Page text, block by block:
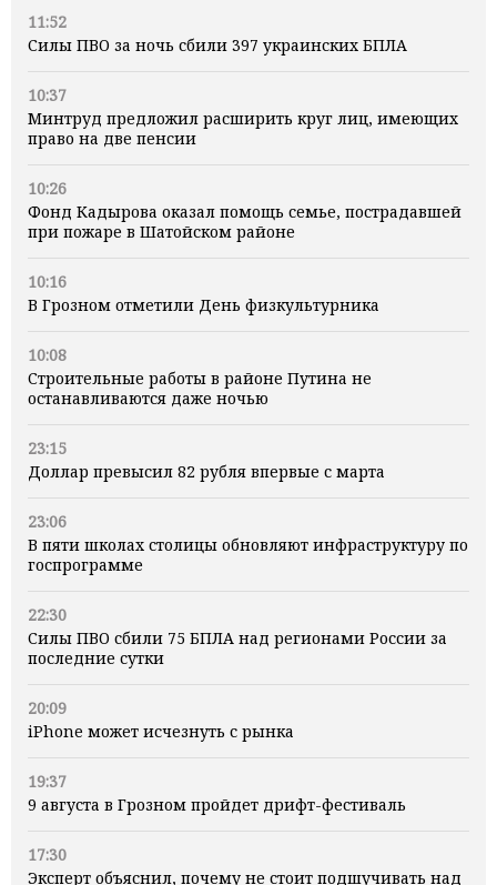
11:52
Силы ПВО за ночь сбили 397 украинских БПЛА
10:37
Минтруд предложил расширить круг лиц, имеющих
право на две пенсии
10:26
Фонд Кадырова оказал помощь семье, пострадавшей
при пожаре в Шатойском районе
10:16
В Грозном отметили День физкультурника
10:08
Строительные работы в районе Путина не
останавливаются даже ночью
23:15
Доллар превысил 82 рубля впервые с марта
23:06
В пяти школах столицы обновляют инфраструктуру по
госпрограмме
22:30
Силы ПВО сбили 75 БПЛА над регионами России за
последние сутки
20:09
iPhone может исчезнуть с рынка
19:37
9 августа в Грозном пройдет дрифт-фестиваль
17:30
Эксперт объяснил, почему не стоит подшучивать над